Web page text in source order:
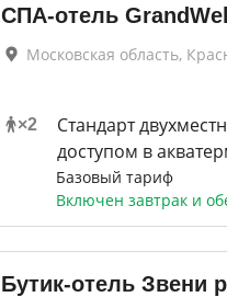
СПА-отель
Московская область,
×2
Стандарт
доступом в
Базовый тариф
Включен завтрак и
Бутик-отель Звени